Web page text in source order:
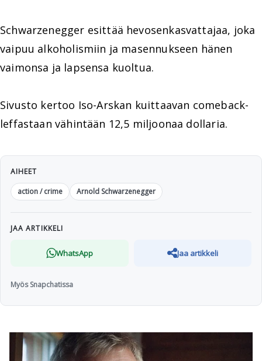
Schwarzenegger esittää hevosenkasvattajaa, joka
vaipuu alkoholismiin ja masennukseen hänen
vaimonsa ja lapsensa kuoltua.
Sivusto kertoo Iso-Arskan kuittaavan comeback-
leffastaan vähintään 12,5 miljoonaa dollaria.
AIHEET
action / crime
Arnold Schwarzenegger
JAA ARTIKKELI
WhatsApp Jaa artikkeli
Myös Snapchatissa